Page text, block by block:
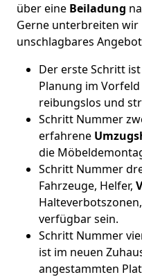
über eine Beiladung
Gerne unterbreiten wir
unschlagbares
Der erste Schritt
Planung im
reibungslos und
Schritt Nummer
erfahrene
die
Schritt Nummer
Fahrzeuge, Helfer,
verfügbar sein.
Schritt Nummer
ist im neuen
angestammten